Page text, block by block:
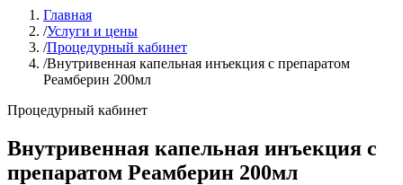
Главная
/Услуги и цены
/Процедурный кабинет
/Внутривенная капельная инъекция с препаратом
Реамберин 200мл
Процедурный кабинет
Внутривенная капельная инъекция с
препаратом Реамберин 200мл